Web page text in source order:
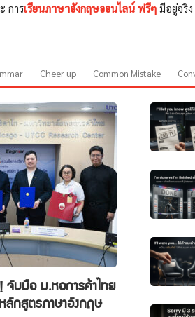
การเรียนภาษาอังกฤษออนไลน์ ฟรีๆ มีอยู่จริ
Cheer up Common Mistake
บมือ ม.หอการค้าไทย
ลักสูตรภาษาอังกฤษ